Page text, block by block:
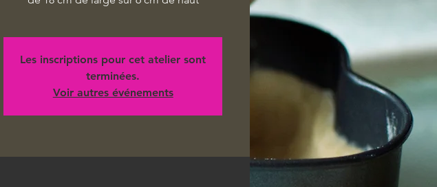
Les inscriptions pour cet atelier sont
terminées.
Voir autres événements